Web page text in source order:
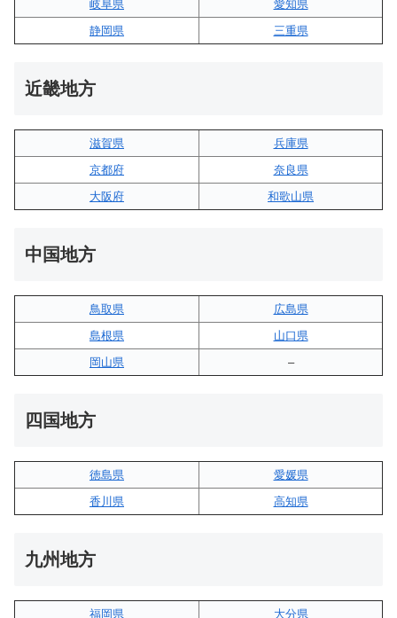
岐阜県
愛知県
静岡県
三重県
近畿地方
滋賀県
兵庫県
京都府
奈良県
大阪府
和歌山県
中国地方
鳥取県
広島県
島根県
山口県
岡山県
–
四国地方
徳島県
愛媛県
香川県
高知県
九州地方
福岡県 大分県